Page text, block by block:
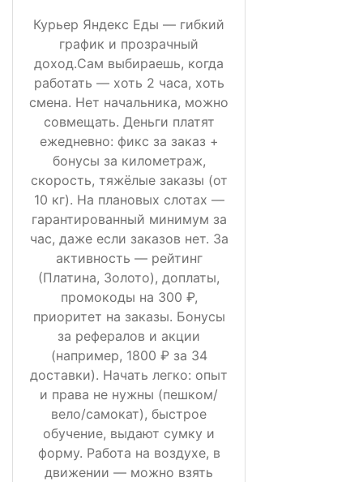
Курьер Яндекс Еды — гибкий
график и прозрачный
доход.Сам выбираешь, когда
работать — хоть 2 часа, хоть
смена. Нет начальника, можно
совмещать. Деньги платят
ежедневно: фикс за заказ +
бонусы за километраж,
скорость, тяжёлые заказы (от
10 кг). На плановых слотах —
гарантированный минимум за
час, даже если заказов нет. За
активность — рейтинг
(Платина, Золото), доплаты,
промокоды на 300 ₽,
приоритет на заказы. Бонусы
за рефералов и акции
(например, 1800 ₽ за 34
доставки). Начать легко: опыт
и права не нужны (пешком/
вело/самокат), быстрое
обучение, выдают сумку и
форму. Работа на воздухе, в
движении — можно взять